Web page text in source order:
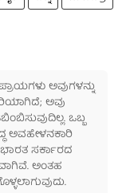
ಅವುಗಳನ್ನು
ಅವು
ಒಬ್ಬ
ಅವಹೇಳನಕಾರಿ
ಸರ್ಕಾರದ
ಅಂತಹ